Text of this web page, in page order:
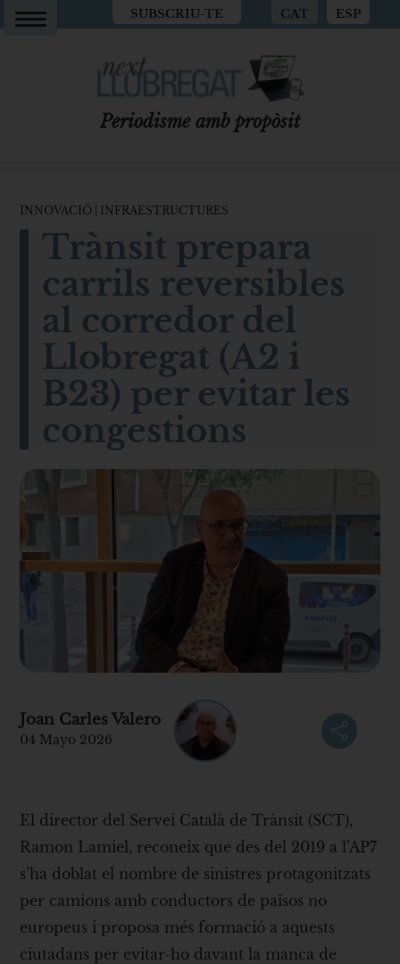
SUBSCRIU-TE CAT ESP
Periodisme amb propòsit
INNOVACIÓ INFRAESTRUCTURES
Trànsit prepara
carrils reversibles
al corredor del
Llobregat (A2 i
B23) per evitar les
congestions
Joan Carles Valero
04 Mayo 2026
El director del Servei Català de Trànsit (SCT),
Ramon Lamiel, reconeix que des del 2019 a l’AP7
s’ha doblat el nombre de sinistres protagonitzats
per camions amb conductors de països no
europeus i proposa més formació a aquests
ciutadans per evitar-ho davant la manca de